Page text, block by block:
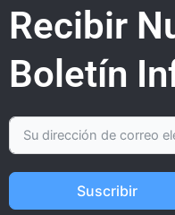
Recibir
Boletín
Suscribir